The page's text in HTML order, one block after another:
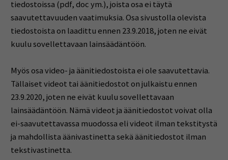
tiedostoissa (pdf, doc ym.), joista osa ei täytä
saavutettavuuden vaatimuksia. Osa sivustolla olevista
tiedostoista on laadittu ennen 23.9.2018, joten ne eivät
kuulu sovellettavaan lainsäädäntöön.
Myös osa video- ja äänitiedostoista ei ole saavutettavia.
Tällaiset videot tai äänitiedostot on julkaistu ennen
23.9.2020, joten ne eivät kuulu sovellettavaan
lainsäädäntöön. Nämä videot ja äänitiedostot voivat olla
ei-saavutettavassa muodossa eli videot ilman tekstitystä
ja mahdollista äänivastinetta sekä äänitiedostot ilman
tekstivastinetta.